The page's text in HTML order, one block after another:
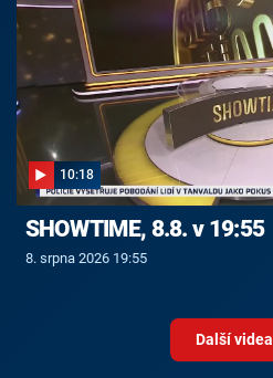
10:18
SHOWTIME, 8.8. v 19:55
8. srpna 2026 19:55
Další videa